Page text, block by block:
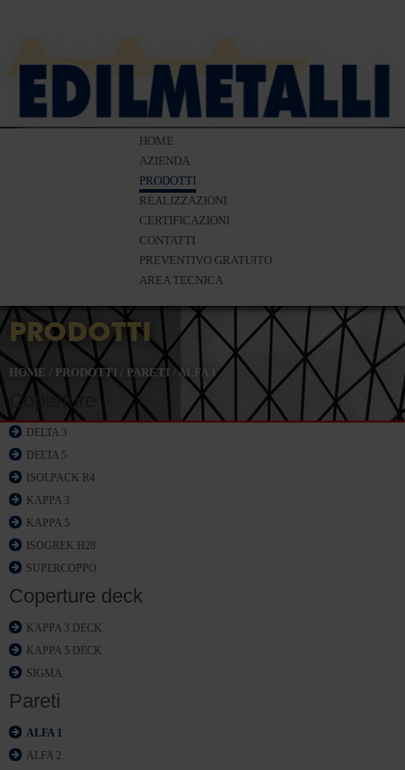
HOME
AZIENDA
PRODOTTI
REALIZZAZIONI
CERTIFICAZIONI
CONTATTI
PREVENTIVO GRATUITO
AREA TECNICA
PRODOTTI
HOME / PRODOTTI / PARETI /ALFA 1
Coperture
DELTA 3
DELTA 5
ISOLPACK R4
KAPPA 3
KAPPA 5
ISOGREK H28
SUPERCOPPO
Coperture deck
KAPPA 3 DECK
KAPPA 5 DECK
SIGMA
Pareti
ALFA 1
ALFA 2